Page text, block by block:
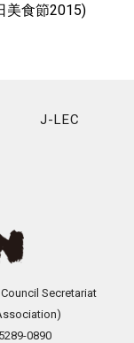
美⾷節2015)
J-LEC
Secretariat
0890